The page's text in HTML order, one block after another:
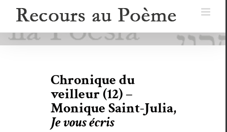
Chronique du
veilleur (12) –
Monique Saint-Julia,
Je vous écris